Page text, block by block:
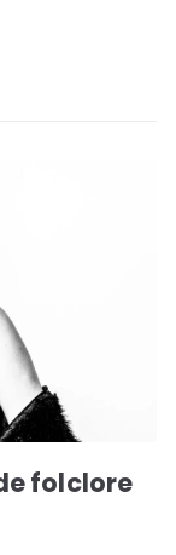
folclore